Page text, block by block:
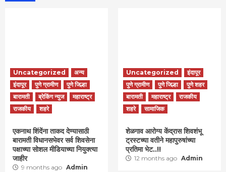
Uncategorized
अन्य
इंदापूर
पुणे ग्रामीण
पुणे जिल्हा
बारामती
ब्रेकिंग न्युज
महाराष्ट्र
राजकीय
शहरे
एकनाथ शिंदेंना ताकद देण्यासाठी
बारामती विधानसभेवर सर्व शिवसेना
पक्षाच्या सोशल मीडियाच्या नियुक्त्या
जाहीर
9 months ago Admin
Uncategorized
इंदापूर
पुणे ग्रामीण
पुणे जिल्हा
पुणे शहर
बारामती
महाराष्ट्र
राजकीय
शहरे
सामाजिक
शेळगाव आरोग्य केंद्रास शिवशंभू
ट्रस्टच्या वतीने महापुरुषांच्या
प्रतिमा भेट..!!
12 months ago Admin